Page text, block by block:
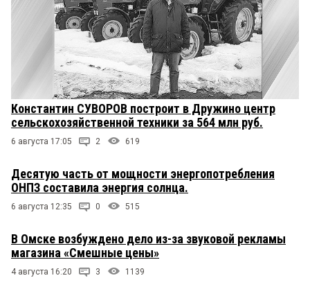
Константин СУВОРОВ построит в Дружино центр
сельскохозяйственной техники за 564 млн руб.
6 августа 17:05 2 619
Десятую часть от мощности энергопотребления
ОНПЗ составила энергия солнца.
6 августа 12:35 0 515
В Омске возбуждено дело из-за звуковой рекламы
магазина «Смешные цены»
4 августа 16:20 3 1139